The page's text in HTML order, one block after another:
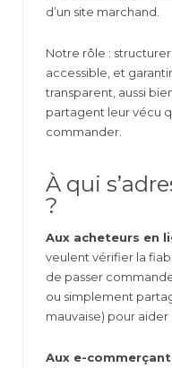
d’un site marchand.
Notre rôle :
accessible, et
transparent, aussi
partagent leur vécu
commander.
À qui
?
Aux acheteurs en
veulent vérifier la
de passer
ou simplement
mauvaise) pour aider
Aux e-